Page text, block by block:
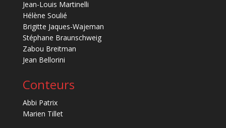
Jean-Louis Martinelli
Hélène Soulié
Brigitte Jaques-Wajeman
Stéphane Braunschweig
Zabou Breitman
Jean Bellorini
Conteurs
Abbi Patrix
Marien Tillet